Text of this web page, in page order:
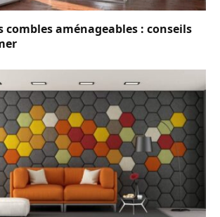
combles aménageables : conseils